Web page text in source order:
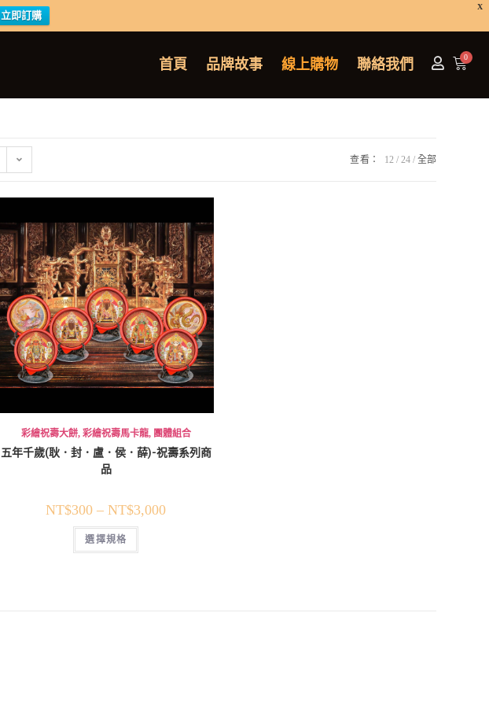
X
立即訂購
首頁 品牌故事 線上購物 聯絡我們
查看： 12 24 全部
彩繪祝壽大餅, 彩繪祝壽馬卡龍, 團體組合
五年千歲(耿．封．盧．侯．薛)-祝壽系列商
品
NT$300 –NT$3,000
選擇規格